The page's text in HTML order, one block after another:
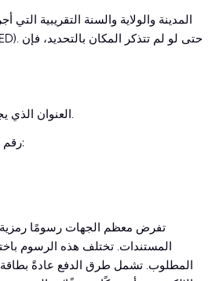
المدينة والولاية والسنة التقريبية
العنوان الذي يجب إرسال مستنداتك إليه.
رقم الهاتف والبريد الإلكتروني:
تفرض معظم الجهات رسومًا رمزية
المستندات. تختلف هذه الرسوم
المطلوب. تشمل طرق الدفع عادةً بطاقة